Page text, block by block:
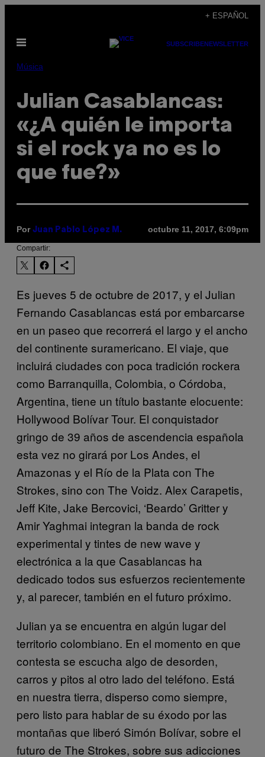
contenido
+ ESPAÑOL
Abrir
SUBSCRIBENEWSLETTER
Música
Julian Casablancas:
«¿A quién le importa
si el rock ya no es lo
que fue?»
Por Juan Pablo López M. octubre 11, 2017, 6:09pm
Compartir:
Es jueves 5 de octubre de 2017, y el Julian
Fernando Casablancas está por embarcarse
en un paseo que recorrerá el largo y el ancho
del continente suramericano. El viaje, que
incluirá ciudades con poca tradición rockera
como Barranquilla, Colombia, o Córdoba,
Argentina, tiene un título bastante elocuente:
Hollywood Bolívar Tour. El conquistador
gringo de 39 años de ascendencia española
esta vez no girará por Los Andes, el
Amazonas y el Río de la Plata con The
Strokes, sino con The Voidz. Alex Carapetis,
Jeff Kite, Jake Bercovici, ‘Beardo’ Gritter y
Amir Yaghmai integran la banda de rock
experimental y tintes de new wave y
electrónica a la que Casablancas ha
dedicado todos sus esfuerzos recientemente
y, al parecer, también en el futuro próximo.
Julian ya se encuentra en algún lugar del
territorio colombiano. En el momento en que
contesta se escucha algo de desorden,
carros y pitos al otro lado del teléfono. Está
en nuestra tierra, disperso como siempre,
pero listo para hablar de su éxodo por las
montañas que liberó Simón Bolívar, sobre el
futuro de The Strokes, sobre sus adicciones